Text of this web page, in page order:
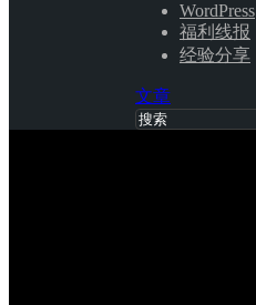
WordPress
福利线报
经验分享
文章